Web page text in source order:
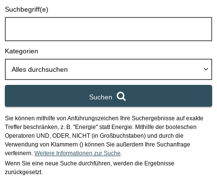
u
h
b
x
Suchbegriff(e)
Kategorien
Alles durchsuchen
Suchen
Sie können mithilfe von Anführungszeichen Ihre Suchergebnisse auf exakte
Treffer beschränken, z. B. "Energie" statt Energie. Mithilfe der booleschen
Operatoren UND, ODER, NICHT (in Großbuchstaben) und durch die
Verwendung von Klammern () können Sie außerdem Ihre Suchanfrage
verfeinern. Weitere Informationen zur Suche
Wenn Sie eine neue Suche durchführen, werden die Ergebnisse
zurückgesetzt.